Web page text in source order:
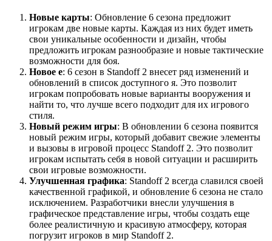
Новые карты: Обновление 6 сезона предложит
игрокам две новые карты. Каждая из них будет иметь
свои уникальные особенности и дизайн, чтобы
предложить игрокам разнообразие и новые тактические
возможности для боя.
Новое е: 6 сезон в Standoff 2 внесет ряд изменений и
обновлений в список доступного я. Это позволит
игрокам попробовать новые варианты вооружения и
найти то, что лучше всего подходит для их игрового
стиля.
Новый режим игры: В обновлении 6 сезона появится
новый режим игры, который добавит свежие элементы
и вызовы в игровой процесс Standoff 2. Это позволит
игрокам испытать себя в новой ситуации и расширить
свои игровые возможности.
Улучшенная графика: Standoff 2 всегда славился своей
качественной графикой, и обновление 6 сезона не стало
исключением. Разработчики внесли улучшения в
графическое представление игры, чтобы создать еще
более реалистичную и красивую атмосферу, которая
погрузит игроков в мир Standoff 2.